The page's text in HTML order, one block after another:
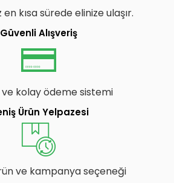
kısa sürede elinize ulaşır.
Güvenli Alışveriş
kolay ödeme sistemi
Ürün Yelpazesi
ve kampanya seçeneği